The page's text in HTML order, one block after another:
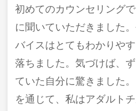
初めてのカウンセリング
に聞いていただきました
バイスはとてもわかりや
落ちました。気づけば、
ていた自分に驚きました
を通じて、私はアダルト